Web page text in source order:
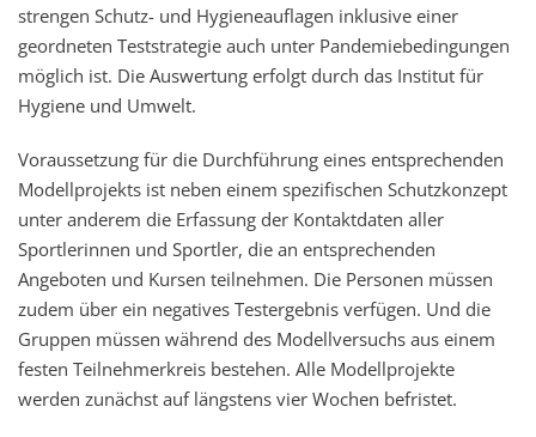
strengen Schutz- und Hygieneauflagen inklusive einer
geordneten Teststrategie auch unter Pandemiebedingungen
möglich ist. Die Auswertung erfolgt durch das Institut für
Hygiene und Umwelt.
Voraussetzung für die Durchführung eines entsprechenden
Modellprojekts ist neben einem spezifischen Schutzkonzept
unter anderem die Erfassung der Kontaktdaten aller
Sportlerinnen und Sportler, die an entsprechenden
Angeboten und Kursen teilnehmen. Die Personen müssen
zudem über ein negatives Testergebnis verfügen. Und die
Gruppen müssen während des Modellversuchs aus einem
festen Teilnehmerkreis bestehen. Alle Modellprojekte
werden zunächst auf längstens vier Wochen befristet.